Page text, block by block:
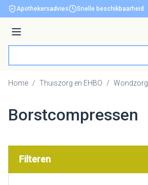
Ga naar de inhoud
Apothekersadvies Snelle beschikbaarheid
Menu
Home / Thuiszorg en EHBO / Wondzorg
Borstcompressen
Filteren